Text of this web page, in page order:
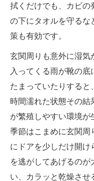
拭くだけでも、カビの
の下にタオルを守るな
策も有効です。
玄関周りも意外に湿気
入ってくる雨が靴の
たまっていたりすると
時間濡れた状態その結
が繁殖しやすい環境が
季節はこまめに玄関周
にドアを少しだけ開け
を逃がしてあげるの
い、カラッと乾燥させ